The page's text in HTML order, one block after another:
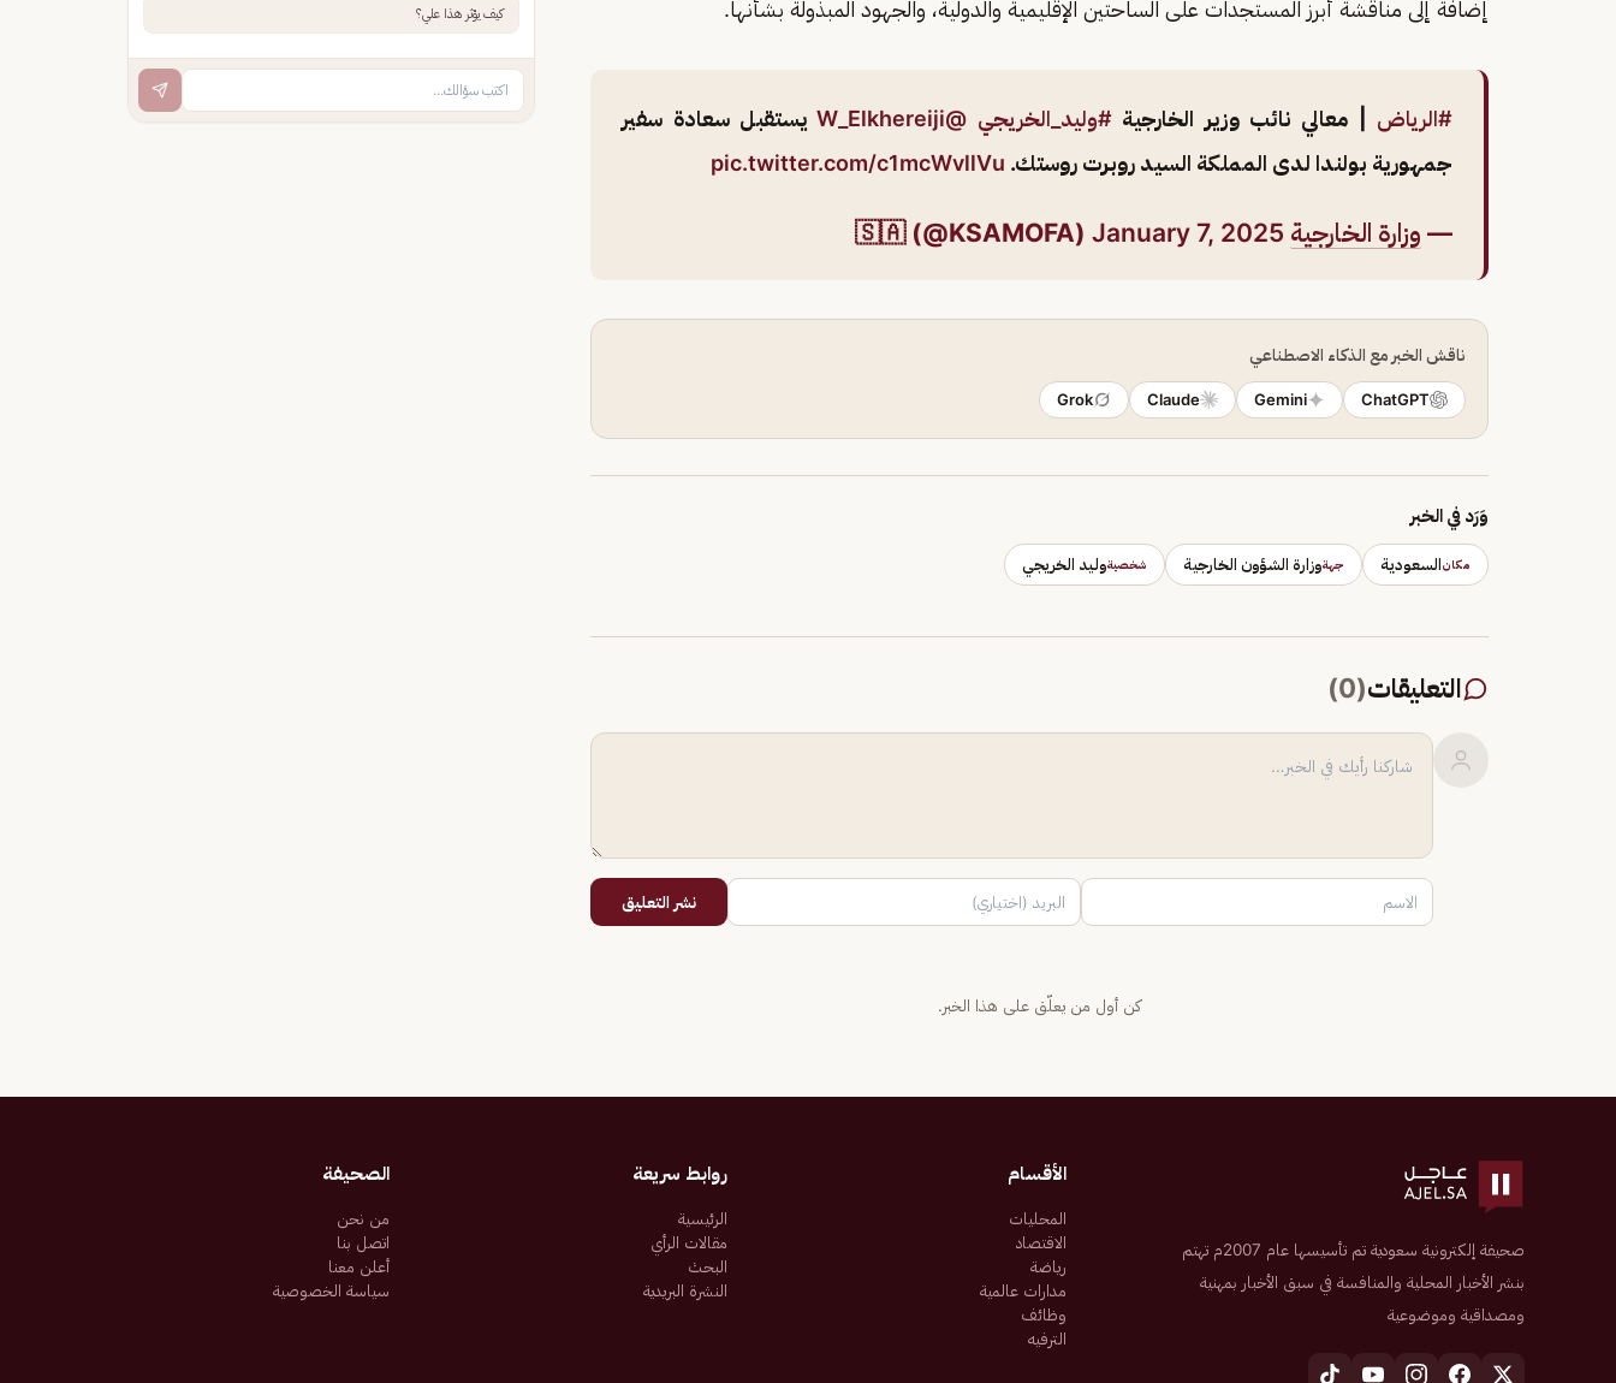
إضافة إلى مناقشة أبرز المستجدات على الساحتين الإقليمية والدولية، والجهود المبذولة بشأنها.
#الرياض | معالي نائب وزير الخارجية#وليد_الخريجي @W_Elkhereiji
يستقبل سعادة سفير
جمهورية بولندا لدى المملكة السيد روبرت روستك. pic.twitter.com/c1mcWvllVu
— وزارة الخارجية January 7, 2025
ناقش الخبر مع الذكاء الاصطناعي
ChatGPT
Gemini
Claude
Grok
وَرَد في الخبر
مكانالسعودية جهةوزارة الشؤون الخارجية شخصيةوليد الخريجي
التعليقات(
0
)
نشر التعليق
كن أول من يعلّق على هذا الخبر.
كيف يؤثر هذا علي؟
صحيفة إلكترونية سعودية تم تأسيسها عام 2007م تهتم
بنشر الأخبار المحلية والمنافسة في سبق الأخبار بمهنية
ومصداقية وموضوعية
الأقسام
المحليات
الاقتصاد
رياضة
مدارات عالمية
وظائف
الترفيه
روابط سريعة
الرئيسية
مقالات الرأي
البحث
النشرة البريدية
الصحيفة
من نحن
اتصل بنا
أعلن معنا
سياسة الخصوصية